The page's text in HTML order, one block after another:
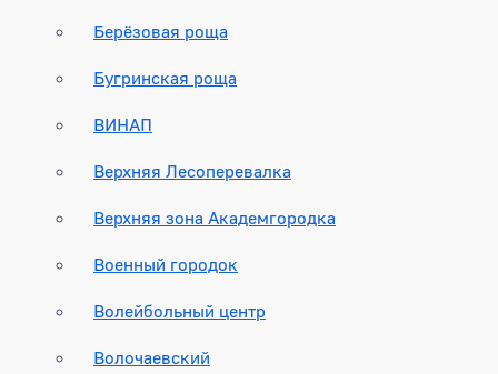
Берёзовая роща
Бугринская роща
ВИНАП
Верхняя Лесоперевалка
Верхняя зона Академгородка
Военный городок
Волейбольный центр
Волочаевский